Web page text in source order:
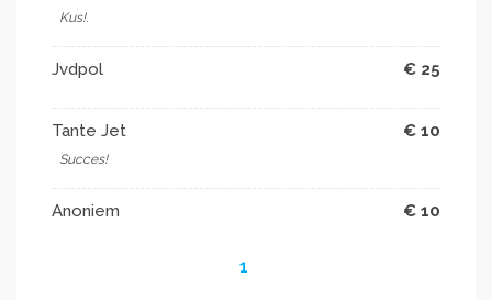
Kus!.
Jvdpol € 25
Tante Jet € 10
Succes!
Anoniem € 10
1